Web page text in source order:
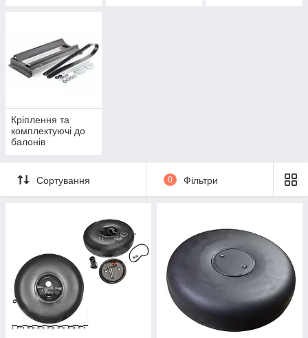
Кріплення та
комплектуючі до
балонів
Сортування 0 Фільтри